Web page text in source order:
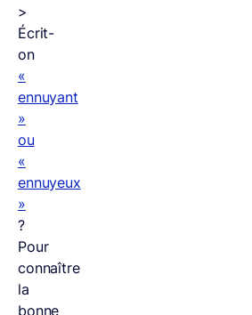
>
Écrit-
on
«
ennuyant
»
ou
«
ennuyeux
»
?
Pour
connaître
la
bonne